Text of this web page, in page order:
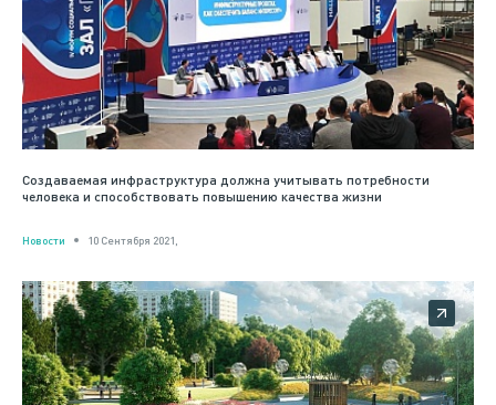
Создаваемая инфраструктура должна учитывать потребности
человека и способствовать повышению качества жизни
Новости 10 Сентября 2021,